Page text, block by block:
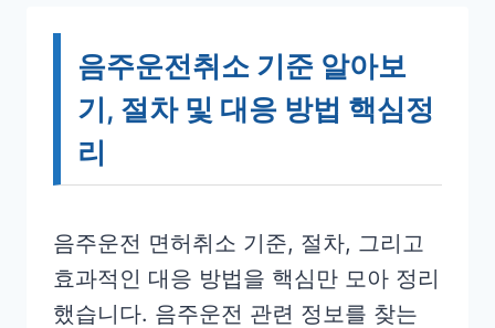
음주운전취소 기준 알아보
기, 절차 및 대응 방법 핵심정
리
음주운전 면허취소 기준, 절차, 그리고
효과적인 대응 방법을 핵심만 모아 정리
했습니다. 음주운전 관련 정보를 찾는